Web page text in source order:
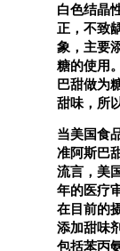
白色结晶
正，不致
象，主要
糖的使用
巴甜做为
甜味，所
当美国食
准阿斯巴
流言，美
年的医疗
在目前的
添加甜味
包括苯丙